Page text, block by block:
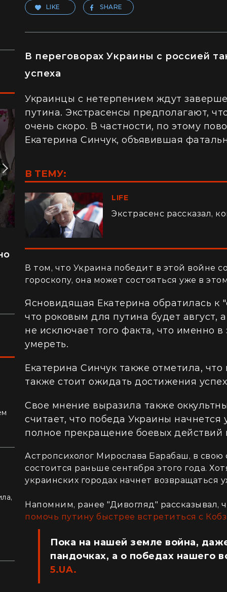
LIKE SHARE
В переговорах Украины с россией
успеха
Украинцы с нетерпением ждут
путина. Экстрасенсы предполагают,
очень скоро. В частности, по этому
Екатерина Синчук, объявившая
В ТЕМУ:
LIFE
Экстрасенс рассказал,
В том, что Украина победит в этой войне
гороскопу, она может состояться уже в
Ясновидящая Екатерина обратилась к
что роковым для путина будет
не исключает того факта, что именно
умереть.
Екатерина Синчук также отметила,
также стоит ожидать достижения
Свое мнение выразила также
считает, что победа Украины
полное прекращение боевых
Астропсихолог Мирослава Барабаш, в свою
состоится раньше сентября этого года.
украинских городах начнет возвращаться
Напомним, ранее "Дивогляд" рассказывал,
помочь путину быстрее встретиться с
Пока на нашей земле война,
пандочках, а о победах нашего
5.UA.